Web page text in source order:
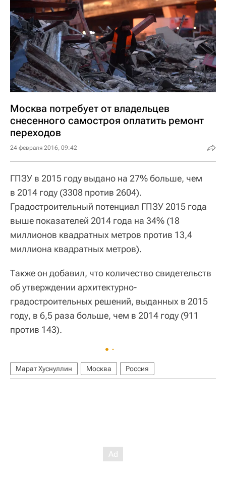
Москва потребует от владельцев
снесенного самостроя оплатить ремонт
переходов
24 февраля 2016, 09:42
ГПЗУ в 2015 году выдано на 27% больше, чем
в 2014 году (3308 против 2604).
Градостроительный потенциал ГПЗУ 2015 года
выше показателей 2014 года на 34% (18
миллионов квадратных метров против 13,4
миллиона квадратных метров).
Также он добавил, что количество свидетельств
об утверждении архитектурно-
градостроительных решений, выданных в 2015
году, в 6,5 раза больше, чем в 2014 году (911
против 143).
Марат Хуснуллин Москва Россия